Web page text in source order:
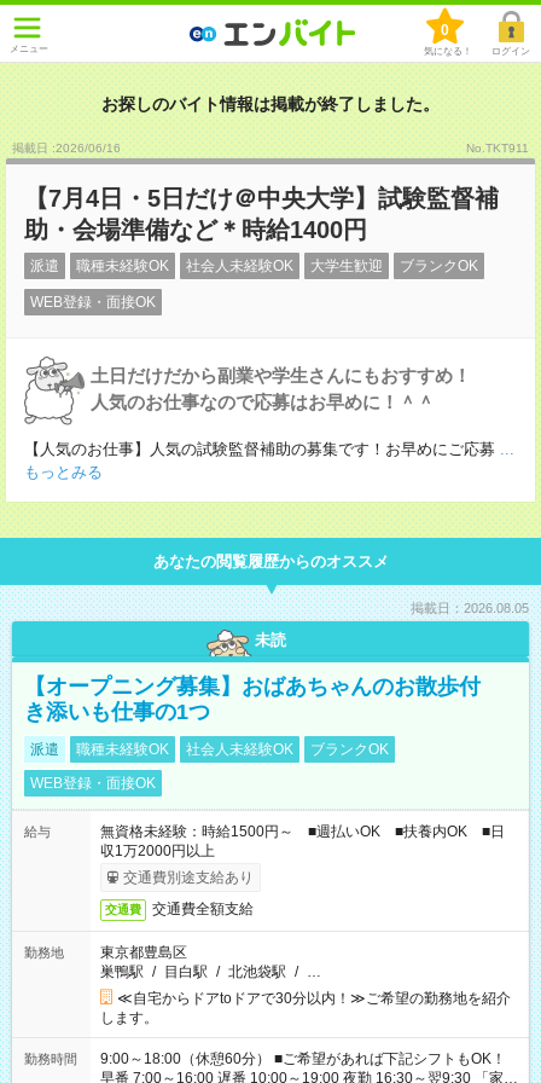
メニュー
0
気になる！ ログイン
お探しのバイト情報は掲載が終了しました。
掲載日 :2026/06/16 No.TKT911
【7月4日・5日だけ＠中央大学】試験監督補
助・会場準備など＊時給1400円
派遣 職種未経験OK 社会人未経験OK 大学生歓迎 ブランクOK
WEB登録・面接OK
土日だけだから副業や学生さんにもおすすめ！
人気のお仕事なので応募はお早めに！＾＾
【人気のお仕事】人気の試験監督補助の募集です！お早めにご応募 ...
もっとみる
あなたの閲覧履歴からのオススメ
掲載日：2026.08.05
未読
【オープニング募集】おばあちゃんのお散歩付
き添いも仕事の1つ
派遣 職種未経験OK 社会人未経験OK
ブランクOK
WEB登録・面接OK
給与
無資格未経験：時給1500円～ ■週払いOK ■扶養内OK ■日
収1万2000円以上
交通費別途支給あり
交通費 交通費全額支給
勤務地
東京都豊島区
巣鴨駅 / 目白駅 / 北池袋駅 / …
≪自宅からドアtoドアで30分以内！≫ご希望の勤務地を紹介
します。
勤務時間
9:00～18:00（休憩60分） ■ご希望があれば下記シフトもOK！
早番 7:00～16:00 遅番 10:00～19:00 夜勤 16:30～翌9:30 「家族